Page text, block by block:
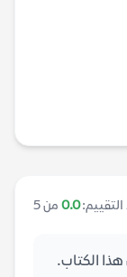
0.0 من 5
الكتاب.